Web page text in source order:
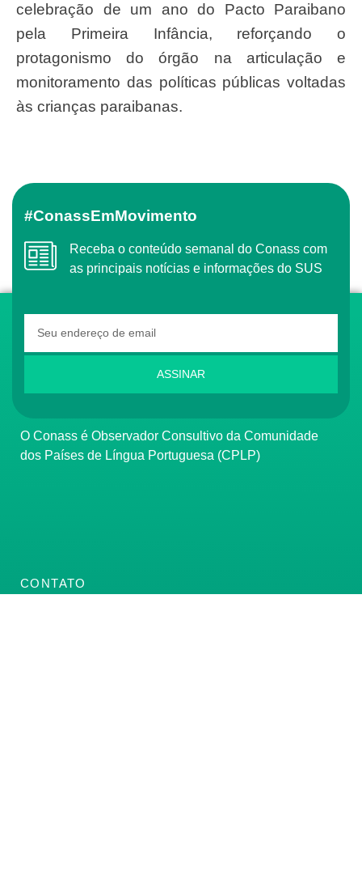
celebração de um ano do Pacto Paraibano
pela Primeira Infância, reforçando o
protagonismo do órgão na articulação e
monitoramento das políticas públicas voltadas
às crianças paraibanas.
#ConassEmMovimento
Receba o conteúdo semanal do Conass com
as principais notícias e informações do SUS
ASSINAR
O Conass é Observador Consultivo da Comunidade
dos Países de Língua Portuguesa (CPLP)
CONTATO